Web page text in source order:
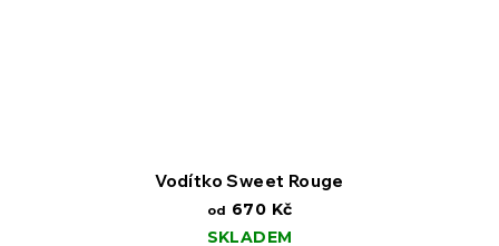
Vodítko Sweet Rouge
od 670 Kč
SKLADEM